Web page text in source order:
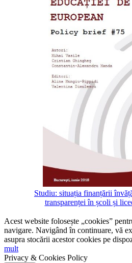
Studiu: situația finanțării
transparenței în școli și
Acest website folosește „cookies”
navigare. Navigând în continuare, vă
asupra stocării acestor cookies pe
mult
Privacy & Cookies Policy